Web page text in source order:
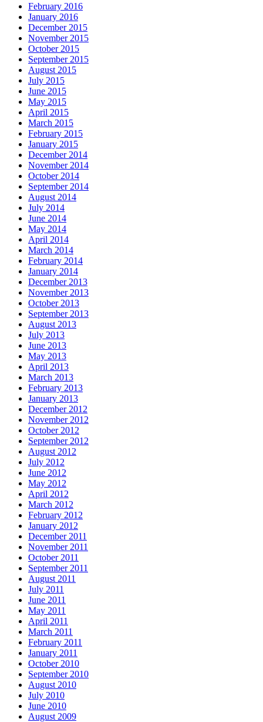
February 2016
January 2016
December 2015
November 2015
October 2015
September 2015
August 2015
July 2015
June 2015
May 2015
April 2015
March 2015
February 2015
January 2015
December 2014
November 2014
October 2014
September 2014
August 2014
July 2014
June 2014
May 2014
April 2014
March 2014
February 2014
January 2014
December 2013
November 2013
October 2013
September 2013
August 2013
July 2013
June 2013
May 2013
April 2013
March 2013
February 2013
January 2013
December 2012
November 2012
October 2012
September 2012
August 2012
July 2012
June 2012
May 2012
April 2012
March 2012
February 2012
January 2012
December 2011
November 2011
October 2011
September 2011
August 2011
July 2011
June 2011
May 2011
April 2011
March 2011
February 2011
January 2011
October 2010
September 2010
August 2010
July 2010
June 2010
August 2009